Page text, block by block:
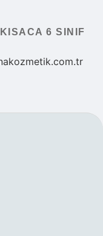
6 SINIF